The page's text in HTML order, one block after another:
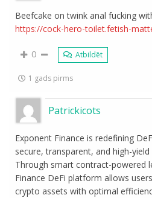
Beefcake on twink anal fucking
https://cock-hero-toilet.fetish-
0 Atbildēt
1 gads pirms
Patrickicots
Exponent Finance is redefining
secure, transparent, and high-
Through smart contract-powered
Finance DeFi platform allows
crypto assets with optimal